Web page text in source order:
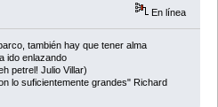
En línea
también hay que tener alma
ido enlazando
petrel! Julio Villar)
lo suficientemente grandes" Richard